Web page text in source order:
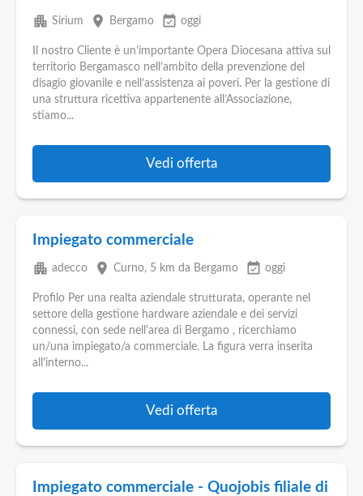
apartment Sirium place Bergamo event_available oggi
Il nostro Cliente è un’importante Opera Diocesana attiva sul
territorio Bergamasco nell’ambito della prevenzione del
disagio giovanile e nell’assistenza ai poveri. Per la gestione di
una struttura ricettiva appartenente all’Associazione,
stiamo...
Vedi offerta
Impiegato commerciale
apartment adecco place Curno, 5 km da Bergamo event_available oggi
Profilo Per una realta aziendale strutturata, operante nel
settore della gestione hardware aziendale e dei servizi
connessi, con sede nell'area di Bergamo , ricerchiamo
un/una impiegato/a commerciale. La figura verra inserita
all'interno...
Vedi offerta
Impiegato commerciale - Quojobis filiale di